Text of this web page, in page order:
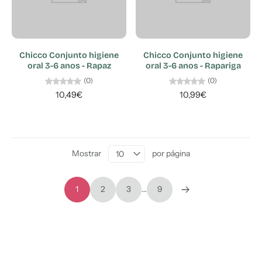
Chicco Conjunto higiene
oral 3-6 anos - Rapaz
(0)
10,49€
Chicco Conjunto higiene
oral 3-6 anos - Rapariga
(0)
10,99€
1 2 3 … 9
Mostrar por página